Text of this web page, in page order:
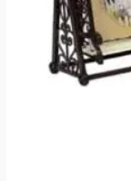
בעמוד
המוצר